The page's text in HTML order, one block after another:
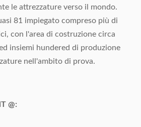
le attrezzature verso il mondo.
81 impiegato compreso più di
con l'area di costruzione circa
insiemi hundered di produzione
nell'ambito di prova.
@: